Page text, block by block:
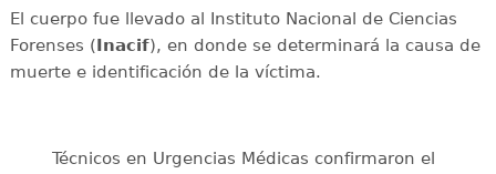
El cuerpo fue llevado al Instituto Nacional de Ciencias
Forenses (Inacif), en donde se determinará la causa de
muerte e identificación de la víctima.
Técnicos en Urgencias Médicas confirmaron el